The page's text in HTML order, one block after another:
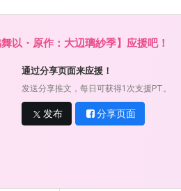
以・原作：大辺璃紗季】应援吧！
通过分享页面来应援！
发送分享推文，每日可获得1次支援PT。
发布 分享页面